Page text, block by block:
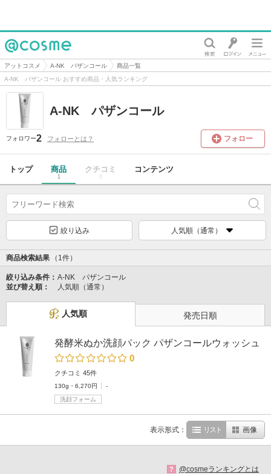
@cosme
アットコスメ A-NK パザンコール
商品一覧
A-NK パザンコール おすすめ商品・人気ランキング
A-NK パザンコール
フォロワー2 フォローとは？ フォロー
トップ 商品
1
クチコミ
0
コンテンツ
絞り込み 人気順（通常）
商品検索結果 （1件）
絞り込み条件： A-NK パザンコール
並び替え順：
人気順（通常）
人気順 発売日順
発酵米ぬか洗顔パック パザンコールウォッシュ
0
クチコミ 45件
130g・6,270円
-
洗顔フォーム
表示形式： リスト 画像
? @cosmeランキングとは